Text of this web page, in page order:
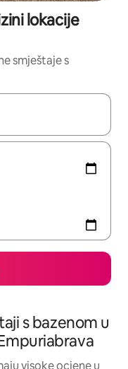
lokacije
smještaje s
ih pregledati
s bazenom u
visoke ocjene u